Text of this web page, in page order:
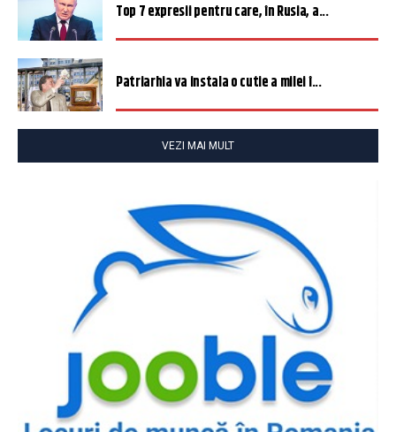
Top 7 expresii pentru care, în Rusia, a...
Patriarhia va instala o cutie a milei î...
VEZI MAI MULT